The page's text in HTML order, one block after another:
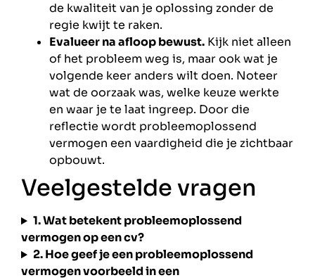
de kwaliteit van je oplossing zonder de
regie kwijt te raken.
Evalueer na afloop bewust. Kijk niet alleen
of het probleem weg is, maar ook wat je
volgende keer anders wilt doen. Noteer
wat de oorzaak was, welke keuze werkte
en waar je te laat ingreep. Door die
reflectie wordt probleemoplossend
vermogen een vaardigheid die je zichtbaar
opbouwt.
Veelgestelde vragen
1. Wat betekent probleemoplossend
vermogen op een cv?
2. Hoe geef je een probleemoplossend
vermogen voorbeeld in een